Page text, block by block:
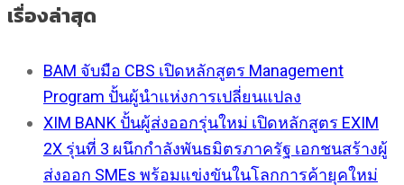
เรื่องล่าสุด
BAM จับมือ CBS เปิดหลักสูตร Management
Program ปั้นผู้นำแห่งการเปลี่ยนแปลง
XIM BANK ปั้นผู้ส่งออกรุ่นใหม่ เปิดหลักสูตร EXIM
2X รุ่นที่ 3 ผนึกกำลังพันธมิตรภาครัฐ เอกชนสร้างผู้
ส่งออก SMEs พร้อมแข่งขันในโลกการค้ายุคใหม่